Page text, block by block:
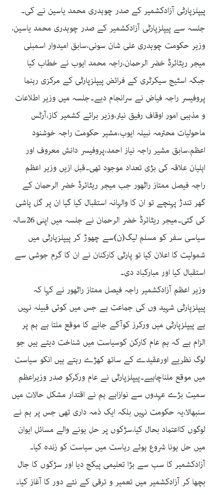
پیپلزپارٹی آزادکشمیر کے صدر چوہدری محمد یاسین نے کی۔
جلسہ سے پیپلزپارٹی آزادکشمیر کے صدر چوہدری محمد یاسین،
وزیر حکومت چوہدری علی شان سونی،سابق امیدوار اسمبلی
میجر ریٹائرڈ خضر الرحمان،راجہ محمد ایوب نے خطاب کیا
جبکہ اسٹیج سیکرٹری کے فرائض پیپلزپارٹی کے مرکزی رہنما
پروفیسر راجہ فیاض نے سرانجام دیے۔جلسہ میں وزیر اطلاعات
و مذہبی امور اوقاف رفیق نیئر،وزیر برائے کشمیر کاز،آرٹس
ماحولیات محترمہ نبیلہ ایوب،مشیر حکومت راجہ خوشنود
اعظم،سابق مشیر راجہ نیاز احمد،پروفیسر دانش معروف اور
اہلیان علاقہ کی بڑی تعداد موجود تھی۔قبل ازیں وزیر اعظم
راجہ فیصل ممتاز راٹھور جب میجر ریٹائرڈ خضر الرحمان کے
گھر تندڑ پہنچے تو ان کا والہانہ استقبال کیا گیا ان پر گل پاشی
کی گئی۔میجر ریٹائرڈ خضر الرحمان نے جلسہ میں اپنی 26سالہ
سیاسی سفر کو مسلم لیگ(ن)سے چھوڑ کر پیپلزپارٹی میں
شمولیت کا اعلان کیا تو پارٹی کارکنان نے ان کا گرم جوشی سے
استقبال کیا اور مبارکباد دی۔
وزیر اعظم آزادکشمیر راجہ فیصل ممتاز راٹھور نے کہا کہ
پیپلزپارٹی شہید وں کی جماعت ہے جس میں کوئی قبیلہ نہیں
ہے پیپلزپارٹی میں ورکرز کوآگے جانے کا موقع ملتا ہے ہم پر
الزام ہے کہ ہم عام کارکن کوسیاست میں شناخت دیتے ہیں جو
لوگ نظریے اورعقیدے کے ساتھ کھڑے رہتے ہیں انکو سیاست
میں موقع ملناچاہیے۔پیپلزپارٹی نے عام ورکرکو صدر وزیراعظم
سمیت بڑے عہدوں سے نوازاہے ہم نے اقتدار مشکل حالات میں
سنبھالا،یہ حکومت نہیں بلکہ ایک ذمہ داری تھی جس پر ہم نے
لوگوں کااعتماد بحال کیا،سڑکوں پر حل ہونے والے مسائل ایوان
میں حل ہونا شروع ہوئے ریاست میں سیاست کو زندہ کیا۔
آزادکشمیر کا سب سے بڑا تعلیمی پیکج دیا اور سڑکوں کا جال
بچھا کر آزادکشمیر میں تعمیر و ترقی کے نئے دور کا آغاز کیا۔